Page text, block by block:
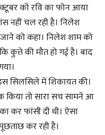
को रवि का फोन आया
नहीं चल रही है। निलेश
को कहा। निलेश शाम को
कुत्ते की मौत हो गई है। बाद
सिलसिले में शिकायत की।
किया तो सारा सच सामने आ
कर फांसी दी थी। ऐसा
कर रही है।